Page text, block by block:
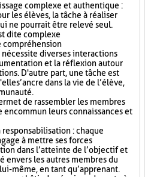
complexe et authentique :
les élèves, la tâche à réaliser
ne pourrait être relevé seul.
dite complexe
compréhension
diverses interactions
et la réflexion autour
D'autre part, une tâche est
s’ancre dans la vie de l’élève,
de rassembler les membres
commun leurs connaissances et
: chaque
à mettre ses forces
dans l’atteinte de l’objectif et
envers les autres membres du
même, en tant qu’apprenant.